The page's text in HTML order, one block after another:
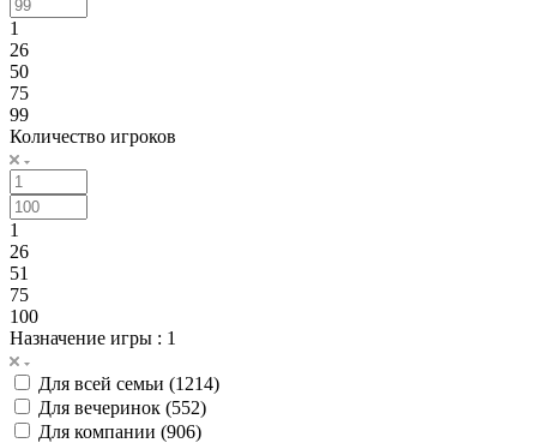
1
26
50
75
99
Количество игроков
1
26
51
75
100
Назначение игры : 1
Для всей семьи (1214)
Для вечеринок (552)
Для компании (906)